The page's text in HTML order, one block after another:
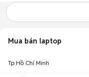
Mua bán laptop
Tp Hồ Chí Minh